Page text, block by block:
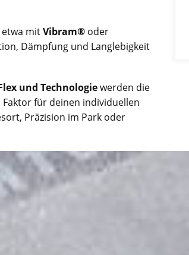
etwa mitVibram® oder
Dämpfung und Langlebigkeit
und Technologiewerden die
für deinen individuellen
Präzision im Park oder